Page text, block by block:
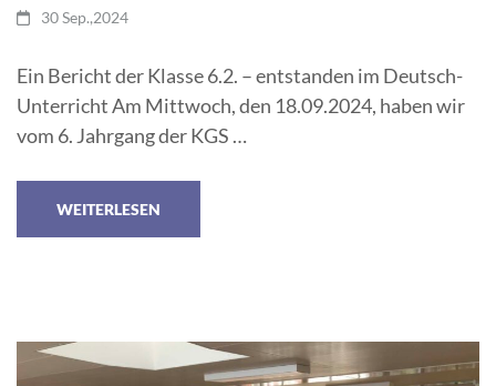
30 Sep.,2024
Ein Bericht der Klasse 6.2. – entstanden im Deutsch-
Unterricht Am Mittwoch, den 18.09.2024, haben wir
vom 6. Jahrgang der KGS …
WEITERLESEN